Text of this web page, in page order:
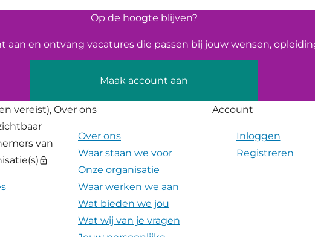
Op de hoogte blijven?
aan en ontvang vacatures die passen bij jouw wensen,
Maak account aan
vereist),
van
lock
Over ons
Over ons
Waar staan we voor
Onze organisatie
Waar werken we aan
Wat bieden we jou
Wat wij van je vragen
Account
Inloggen
Registreren